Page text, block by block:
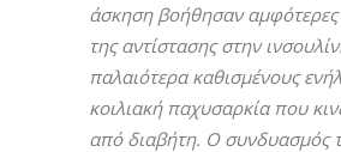
άσκηση βοήθησαν
της αντίστασης στην
παλαιότερα καθισμένους
κοιλιακή παχυσαρκία που
από διαβήτη. Ο συνδυασμός